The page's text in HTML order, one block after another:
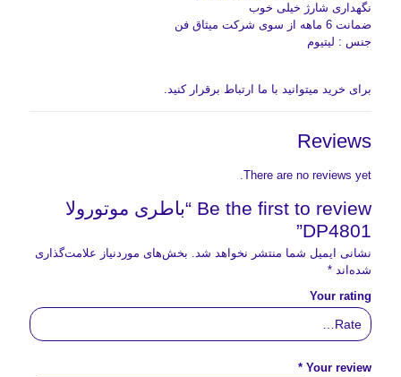
نگهداری شارژ خیلی خوب
ضمانت 6 ماهه از سوی شرکت میثاق فن
جنس : لیتیوم
برای خرید میتوانید با ما ارتباط برقرار کنید.
Reviews
There are no reviews yet.
Be the first to review “باطری موتورولا
DP4801”
نشانی ایمیل شما منتشر نخواهد شد. بخش‌های موردنیاز علامت‌گذاری
شده‌اند *
Your rating
Your review
*